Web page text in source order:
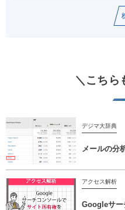
＼こちら
デジマ大辞典
メールの分
アクセス解析
Googleサー